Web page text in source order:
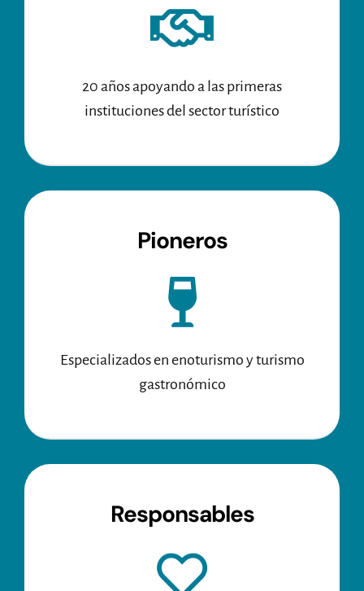
20 años apoyando a las primeras
instituciones del sector turístico
Pioneros
Especializados en enoturismo y turismo
gastronómico
Responsables